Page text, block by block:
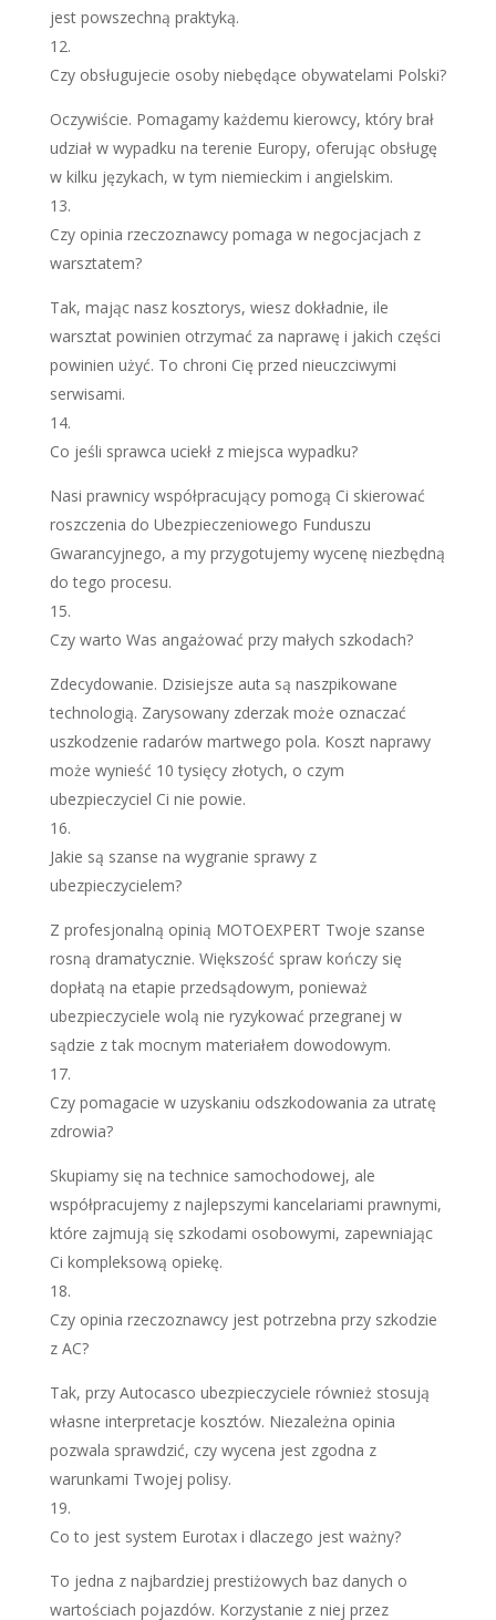
jest powszechną praktyką.
Czy obsługujecie osoby niebędące obywatelami Polski?
Oczywiście. Pomagamy każdemu kierowcy, który brał
udział w wypadku na terenie Europy, oferując obsługę
w kilku językach, w tym niemieckim i angielskim.
Czy opinia rzeczoznawcy pomaga w negocjacjach z
warsztatem?
Tak, mając nasz kosztorys, wiesz dokładnie, ile
warsztat powinien otrzymać za naprawę i jakich części
powinien użyć. To chroni Cię przed nieuczciwymi
serwisami.
Co jeśli sprawca uciekł z miejsca wypadku?
Nasi prawnicy współpracujący pomogą Ci skierować
roszczenia do Ubezpieczeniowego Funduszu
Gwarancyjnego, a my przygotujemy wycenę niezbędną
do tego procesu.
Czy warto Was angażować przy małych szkodach?
Zdecydowanie. Dzisiejsze auta są naszpikowane
technologią. Zarysowany zderzak może oznaczać
uszkodzenie radarów martwego pola. Koszt naprawy
może wynieść 10 tysięcy złotych, o czym
ubezpieczyciel Ci nie powie.
Jakie są szanse na wygranie sprawy z
ubezpieczycielem?
Z profesjonalną opinią MOTOEXPERT Twoje szanse
rosną dramatycznie. Większość spraw kończy się
dopłatą na etapie przedsądowym, ponieważ
ubezpieczyciele wolą nie ryzykować przegranej w
sądzie z tak mocnym materiałem dowodowym.
Czy pomagacie w uzyskaniu odszkodowania za utratę
zdrowia?
Skupiamy się na technice samochodowej, ale
współpracujemy z najlepszymi kancelariami prawnymi,
które zajmują się szkodami osobowymi, zapewniając
Ci kompleksową opiekę.
Czy opinia rzeczoznawcy jest potrzebna przy szkodzie
z AC?
Tak, przy Autocasco ubezpieczyciele również stosują
własne interpretacje kosztów. Niezależna opinia
pozwala sprawdzić, czy wycena jest zgodna z
warunkami Twojej polisy.
Co to jest system Eurotax i dlaczego jest ważny?
To jedna z najbardziej prestiżowych baz danych o
wartościach pojazdów. Korzystanie z niej przez